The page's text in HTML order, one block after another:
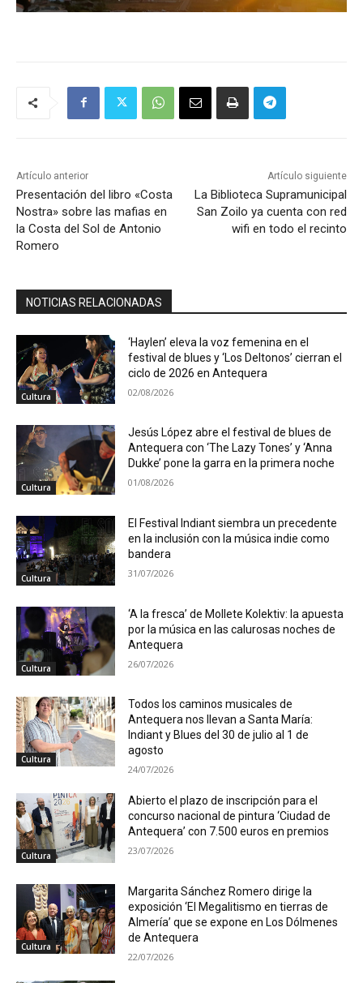
Artículo anterior
Presentación del libro «Costa
Nostra» sobre las mafias en
la Costa del Sol de Antonio
Romero
Artículo siguiente
La Biblioteca Supramunicipal
San Zoilo ya cuenta con red
wifi en todo el recinto
NOTICIAS RELACIONADAS
Cultura
‘Haylen’ eleva la voz femenina en el
festival de blues y ‘Los Deltonos’ cierran el
ciclo de 2026 en Antequera
02/08/2026
Cultura
Jesús López abre el festival de blues de
Antequera con ‘The Lazy Tones’ y ‘Anna
Dukke’ pone la garra en la primera noche
01/08/2026
Cultura
El Festival Indiant siembra un precedente
en la inclusión con la música indie como
bandera
31/07/2026
Cultura
‘A la fresca’ de Mollete Kolektiv: la apuesta
por la música en las calurosas noches de
Antequera
26/07/2026
Cultura
Todos los caminos musicales de
Antequera nos llevan a Santa María:
Indiant y Blues del 30 de julio al 1 de
agosto
24/07/2026
Cultura
Abierto el plazo de inscripción para el
concurso nacional de pintura ‘Ciudad de
Antequera’ con 7.500 euros en premios
23/07/2026
Cultura
Margarita Sánchez Romero dirige la
exposición ‘El Megalitismo en tierras de
Almería’ que se expone en Los Dólmenes
de Antequera
22/07/2026